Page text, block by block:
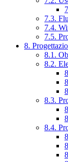
7.3.
7.4.
7.5.
8.
8.1.
8.2.
8.3.
8.4.